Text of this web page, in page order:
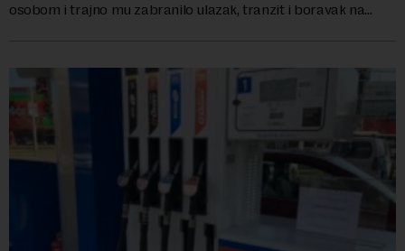
osobom i trajno mu zabranilo ulazak, tranzit i boravak na